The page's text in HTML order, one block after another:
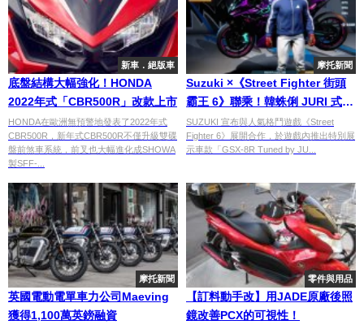
新車．絕版車
底盤結構大幅強化！HONDA
2022年式「CBR500R」改款上市
HONDA在歐洲無預警地發表了2022年式
CBR500R，新年式CBR500R不僅升級雙碟
盤前煞車系統，前叉也大幅進化成SHOWA
製SFF-...
摩托新聞
Suzuki ×《Street Fighter 街頭
霸王 6》聯乘！韓蛛俐 JURI 式樣
GSX-8R 降臨 SF6，免費領限定
稱號與道具方法公開
SUZUKI 宣布與人氣格鬥遊戲《Street
Fighter 6》展開合作，於遊戲內推出特別展
示車款「GSX-8R Tuned by JU...
摩托新聞
英國電動電單車力公司Maeving
獲得1,100萬英鎊融資
零件與用品
【訂料動手改】用JADE原廠後照
鏡改善PCX的可視性！